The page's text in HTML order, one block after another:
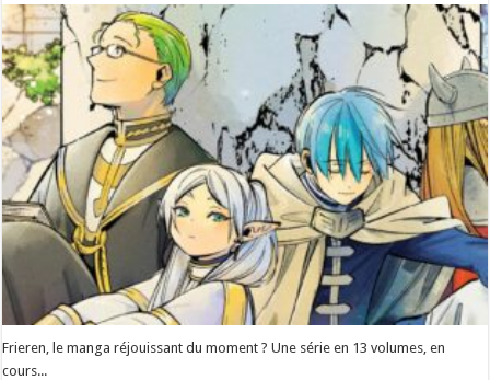
Frieren, le manga réjouissant du moment ? Une série en 13 volumes, en
cours...